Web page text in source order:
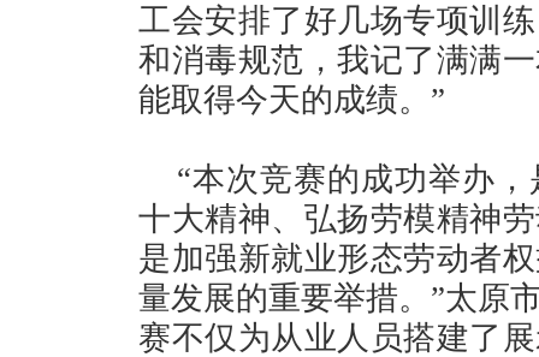
工会安排了好几场专项训
和消毒规范，我记了满满
能取得今天的成绩。”
“本次竞赛的成功举办
十大精神、弘扬劳模精神
是加强新就业形态劳动者
量发展的重要举措。”太原
赛不仅为从业人员搭建了